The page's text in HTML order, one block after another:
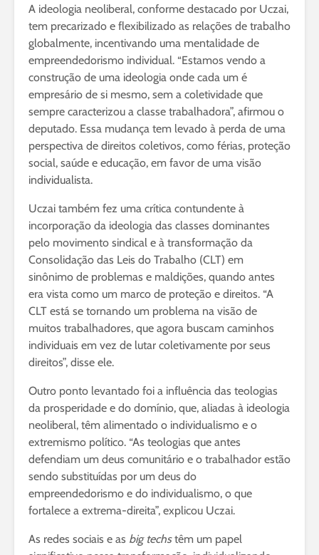
A ideologia neoliberal, conforme destacado por Uczai,
tem precarizado e flexibilizado as relações de trabalho
globalmente, incentivando uma mentalidade de
empreendedorismo individual. “Estamos vendo a
construção de uma ideologia onde cada um é
empresário de si mesmo, sem a coletividade que
sempre caracterizou a classe trabalhadora”, afirmou o
deputado. Essa mudança tem levado à perda de uma
perspectiva de direitos coletivos, como férias, proteção
social, saúde e educação, em favor de uma visão
individualista.
Uczai também fez uma crítica contundente à
incorporação da ideologia das classes dominantes
pelo movimento sindical e à transformação da
Consolidação das Leis do Trabalho (CLT) em
sinônimo de problemas e maldições, quando antes
era vista como um marco de proteção e direitos. “A
CLT está se tornando um problema na visão de
muitos trabalhadores, que agora buscam caminhos
individuais em vez de lutar coletivamente por seus
direitos”, disse ele.
Outro ponto levantado foi a influência das teologias
da prosperidade e do domínio, que, aliadas à ideologia
neoliberal, têm alimentado o individualismo e o
extremismo político. “As teologias que antes
defendiam um deus comunitário e o trabalhador estão
sendo substituídas por um deus do
empreendedorismo e do individualismo, o que
fortalece a extrema-direita”, explicou Uczai.
As redes sociais e as big techstêm um papel